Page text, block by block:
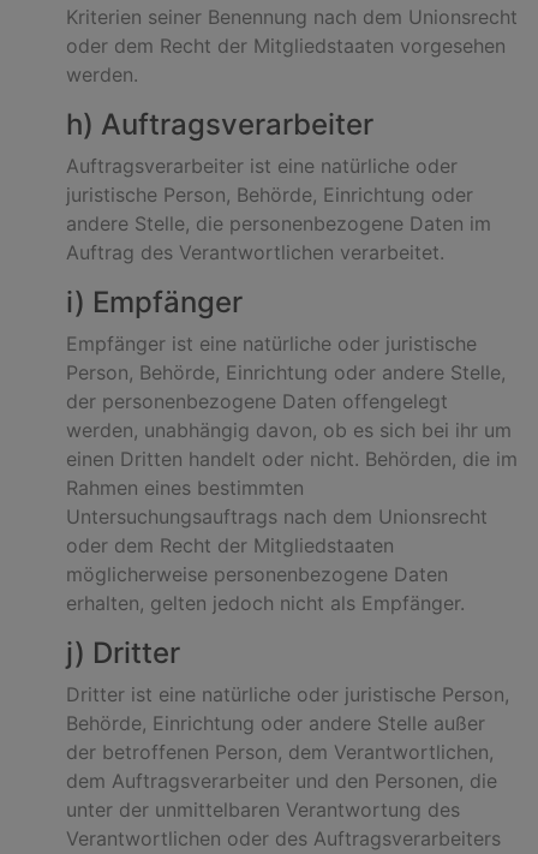
Kriterien seiner Benennung nach dem Unionsrecht
oder dem Recht der Mitgliedstaaten vorgesehen
werden.
h) Auftragsverarbeiter
Auftragsverarbeiter ist eine natürliche oder
juristische Person, Behörde, Einrichtung oder
andere Stelle, die personenbezogene Daten im
Auftrag des Verantwortlichen verarbeitet.
i) Empfänger
Empfänger ist eine natürliche oder juristische
Person, Behörde, Einrichtung oder andere Stelle,
der personenbezogene Daten offengelegt
werden, unabhängig davon, ob es sich bei ihr um
einen Dritten handelt oder nicht. Behörden, die im
Rahmen eines bestimmten
Untersuchungsauftrags nach dem Unionsrecht
oder dem Recht der Mitgliedstaaten
möglicherweise personenbezogene Daten
erhalten, gelten jedoch nicht als Empfänger.
j) Dritter
Dritter ist eine natürliche oder juristische Person,
Behörde, Einrichtung oder andere Stelle außer
der betroffenen Person, dem Verantwortlichen,
dem Auftragsverarbeiter und den Personen, die
unter der unmittelbaren Verantwortung des
Verantwortlichen oder des Auftragsverarbeiters